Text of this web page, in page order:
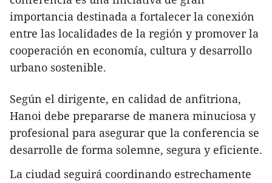
importancia destinada a fortalecer la conexión
entre las localidades de la región y promover la
cooperación en economía, cultura y desarrollo
urbano sostenible.
Según el dirigente, en calidad de anfitriona,
Hanoi debe prepararse de manera minuciosa y
profesional para asegurar que la conferencia se
desarrolle de forma solemne, segura y eficiente.
​La ciudad seguirá coordinando estrechamente